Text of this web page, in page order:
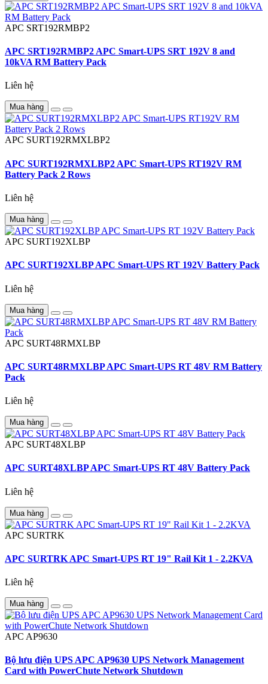
APC SRT192RMBP2
APC SRT192RMBP2 APC Smart-UPS SRT 192V 8 and
10kVA RM Battery Pack
Liên hệ
Mua hàng
APC SURT192RMXLBP2
APC SURT192RMXLBP2 APC Smart-UPS RT192V RM
Battery Pack 2 Rows
Liên hệ
Mua hàng
APC SURT192XLBP
APC SURT192XLBP APC Smart-UPS RT 192V Battery Pack
Liên hệ
Mua hàng
APC SURT48RMXLBP
APC SURT48RMXLBP APC Smart-UPS RT 48V RM Battery
Pack
Liên hệ
Mua hàng
APC SURT48XLBP
APC SURT48XLBP APC Smart-UPS RT 48V Battery Pack
Liên hệ
Mua hàng
APC SURTRK
APC SURTRK APC Smart-UPS RT 19" Rail Kit 1 - 2.2KVA
Liên hệ
Mua hàng
APC AP9630
Bộ lưu điện UPS APC AP9630 UPS Network Management
Card with PowerChute Network Shutdown